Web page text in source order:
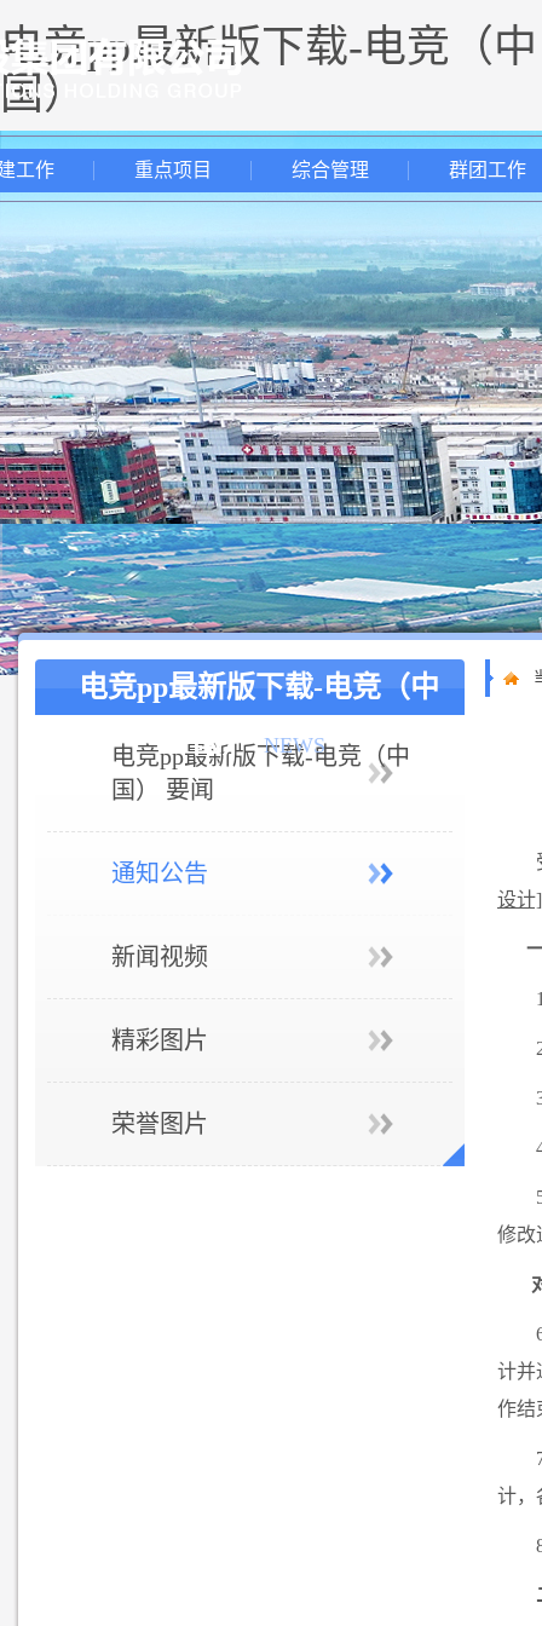
电竞pp最新版下载-电竞（中
国）
工作 重点项目 综合管理 群团工作
电竞pp最新版下载-电竞（中
国） NEWS
电竞pp最新版下载-电竞（中
国） 要闻
通知公告
新闻视频
精彩图片
荣誉图片
设计
修改
计并
作结
计，